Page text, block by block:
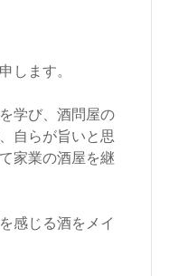
します。
学び、酒問屋の
自らが旨いと思
家業の酒屋を継
感じる酒をメイ